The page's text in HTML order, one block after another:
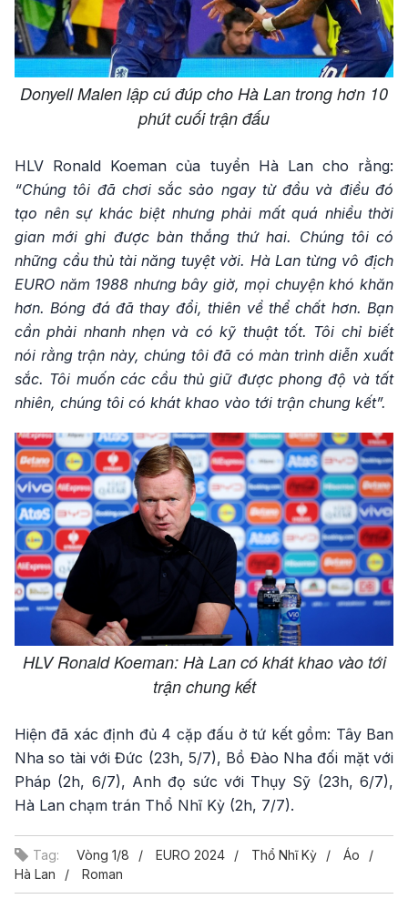
Donyell Malen lập cú đúp cho Hà Lan trong hơn 10
phút cuối trận đấu
HLV Ronald Koeman của tuyển Hà Lan cho rằng:
“Chúng tôi đã chơi sắc sảo ngay từ đầu và điều đó
tạo nên sự khác biệt nhưng phải mất quá nhiều thời
gian mới ghi được bàn thắng thứ hai. Chúng tôi có
những cầu thủ tài năng tuyệt vời. Hà Lan từng vô địch
EURO năm 1988 nhưng bây giờ, mọi chuyện khó khăn
hơn. Bóng đá đã thay đổi, thiên về thể chất hơn. Bạn
cần phải nhanh nhẹn và có kỹ thuật tốt. Tôi chỉ biết
nói rằng trận này, chúng tôi đã có màn trình diễn xuất
sắc. Tôi muốn các cầu thủ giữ được phong độ và tất
nhiên, chúng tôi có khát khao vào tới trận chung kết”.
HLV Ronald Koeman: Hà Lan có khát khao vào tới
trận chung kết
Hiện đã xác định đủ 4 cặp đấu ở tứ kết gồm: Tây Ban
Nha so tài với Đức (23h, 5/7), Bồ Đào Nha đối mặt với
Pháp (2h, 6/7), Anh đọ sức với Thụy Sỹ (23h, 6/7),
Hà Lan chạm trán Thổ Nhĩ Kỳ (2h, 7/7).
Tag: Vòng 1/8 EURO 2024 Thổ Nhĩ Kỳ
Áo
Hà Lan
Roman